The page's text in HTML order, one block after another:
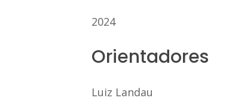
2024
Orientadores
Luiz Landau